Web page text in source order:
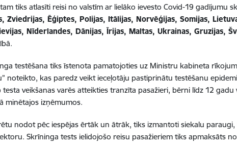
tiks atlasīti reisi no valstīm ar lielāko ievesto Covid-19 gadījumu
Zviedrijas, Ēģiptes, Polijas, Itālijas, Norvēģijas, Somijas,
Nīderlandes, Dānijas, Īrijas, Maltas, Ukrainas, Gruzijas,
testēšana tiks īstenota pamatojoties uz Ministru kabineta
noteikto, kas paredz veikt ieceļotāju pastiprinātu testēšanu
testa veikšanas varēs atteikties tranzīta pasažieri, bērni līdz 12
minētajos izņēmumos.
nodot pēc iespējas ērtāk un ātrāk, tiks izmantoti siekalu
Skrīninga tests ielidojošo reisu pasažieriem tiks apmaksāts